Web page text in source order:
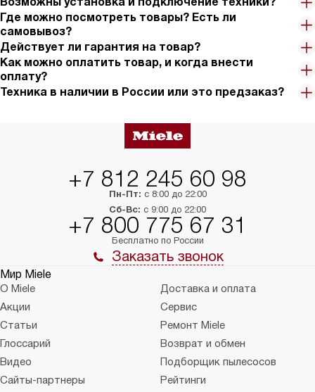
Где можно посмотреть товары? Есть ли
самовывоз?
Действует ли гарантия на товар?
Как можно оплатить товар, и когда внести
оплату?
Техника в наличии в России или это предзаказ?
+7 812 245 60 98
Пн-Пт: с 8:00 до 22:00
Сб-Вс: с 9:00 до 22:00
+7 800 775 67 31
Бесплатно по России
Заказать звонок
Мир Miele
О Miele
Доставка и оплата
Акции
Сервис
Статьи
Ремонт Miele
Глоссарий
Возврат и обмен
Видео
Подборщик пылесосов
Сайты-партнеры
Рейтинги